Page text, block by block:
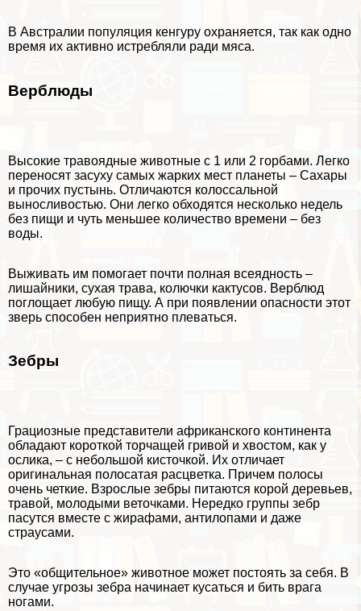
В Австралии популяция кенгуру охраняется, так как одно
время их активно истрeбляли ради мяса.
Верблюды
Высокие травоядные животные с 1 или 2 горбами. Легко
переносят засуху самых жарких мест планеты – Сахары
и прочих пустынь. Отличаются колоссальной
выносливостью. Они легко обходятся несколько недель
без пищи и чуть меньшее количество времени – без
воды.
Выживать им помогает почти полная всеядность –
лишайники, сухая трава, колючки кактусов. Верблюд
поглощает любую пищу. А при появлении опасности этот
зверь способен неприятно плеваться.
Зебры
Грациозные представители африканского континента
обладают короткой торчащей гривой и хвостом, как у
ослика, – с небольшой кисточкой. Их отличает
оригинальная полосатая расцветка. Причем полосы
очень четкие. Взрослые зебры питаются корой деревьев,
травой, молодыми веточками. Нередко группы зебр
пасутся вместе с жирафами, антилопами и даже
страусами.
Это «общительное» животное может постоять за себя. В
случае угрозы зебра начинает кусаться и бить врага
ногами.